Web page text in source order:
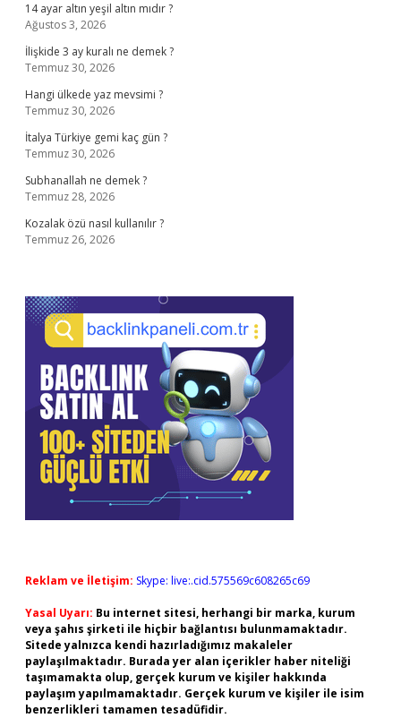
14 ayar altın yeşil altın mıdır ?
Ağustos 3, 2026
İlişkide 3 ay kuralı ne demek ?
Temmuz 30, 2026
Hangi ülkede yaz mevsimi ?
Temmuz 30, 2026
İtalya Türkiye gemi kaç gün ?
Temmuz 30, 2026
Subhanallah ne demek ?
Temmuz 28, 2026
Kozalak özü nasıl kullanılır ?
Temmuz 26, 2026
Reklam ve İletişim: Skype: live:.cid.575569c608265c69
Yasal Uyarı: Bu internet sitesi, herhangi bir marka, kurum
veya şahıs şirketi ile hiçbir bağlantısı bulunmamaktadır.
Sitede yalnızca kendi hazırladığımız makaleler
paylaşılmaktadır. Burada yer alan içerikler haber niteliği
taşımamakta olup, gerçek kurum ve kişiler hakkında
paylaşım yapılmamaktadır. Gerçek kurum ve kişiler ile isim
benzerlikleri tamamen tesadüfidir.